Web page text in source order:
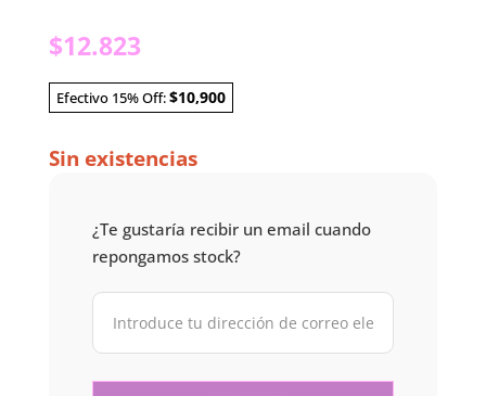
$12.823
Efectivo 15% Off:$10,900
Sin existencias
¿Te gustaría recibir un email cuando
repongamos stock?